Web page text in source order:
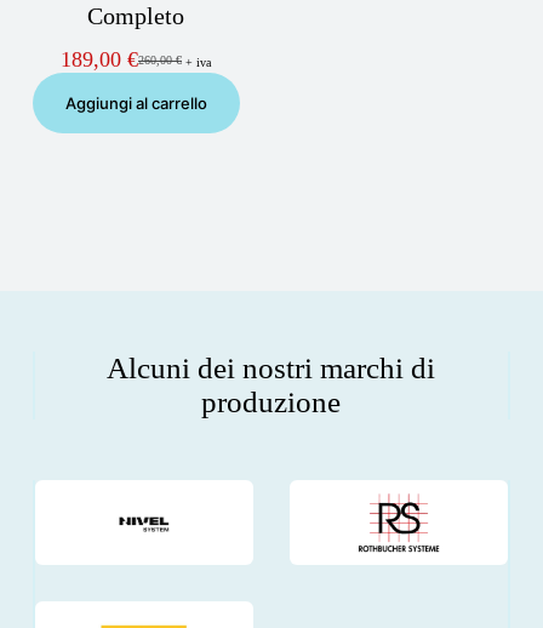
Completo
260,00€
Il
originale
189,00 €
Il
attuale
+ iva
Aggiungi al carrello
Alcuni dei nostri marchi di
produzione